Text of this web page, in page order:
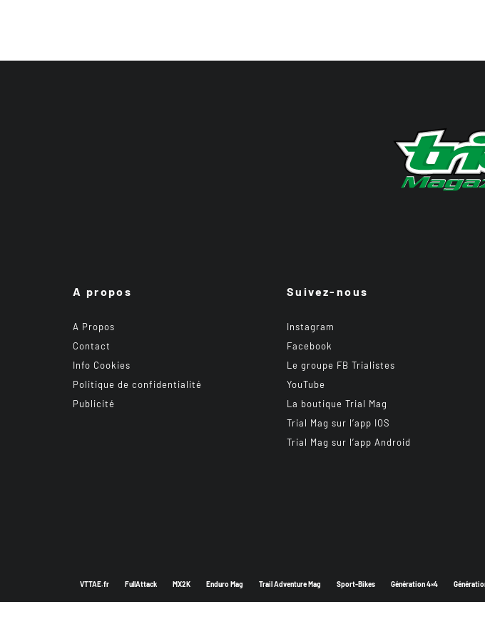
A propos
A Propos
Contact
Info Cookies
Politique de confidentialité
Publicité
Suivez-nous
Instagram
Facebook
Le groupe FB Trialistes
YouTube
La boutique Trial Mag
Trial Mag sur l’app IOS
Trial Mag sur l’app Android
VTTAE.fr FullAttack MX2K Enduro Mag Trail Adventure Mag Sport-Bikes Génération 4×4